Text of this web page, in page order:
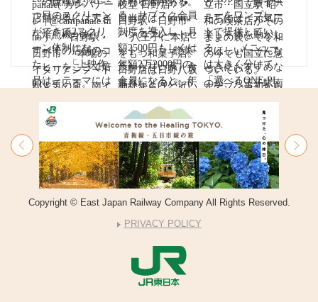
Copyright © East Japan Railway Company All Rights Reserved.
PRIVACY POLICY